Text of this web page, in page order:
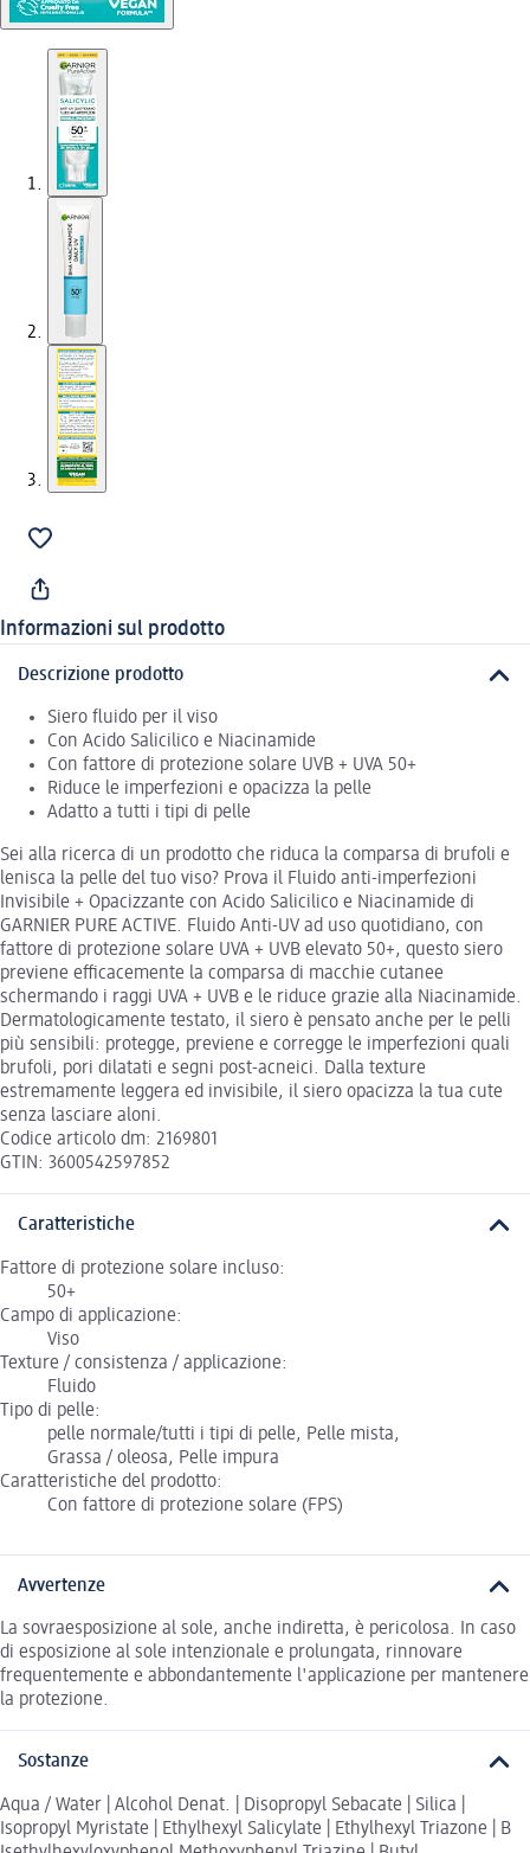
Informazioni sul prodotto
Descrizione prodotto
Siero fluido per il viso
Con Acido Salicilico e Niacinamide
Con fattore di protezione solare UVB + UVA 50+
Riduce le imperfezioni e opacizza la pelle
Adatto a tutti i tipi di pelle
Sei alla ricerca di un prodotto che riduca la comparsa di brufoli e
lenisca la pelle del tuo viso? Prova il Fluido anti-imperfezioni
Invisibile + Opacizzante con Acido Salicilico e Niacinamide di
GARNIER PURE ACTIVE. Fluido Anti-UV ad uso quotidiano, con
fattore di protezione solare UVA + UVB elevato 50+, questo siero
previene efficacemente la comparsa di macchie cutanee
schermando i raggi UVA + UVB e le riduce grazie alla Niacinamide.
Dermatologicamente testato, il siero è pensato anche per le pelli
più sensibili: protegge, previene e corregge le imperfezioni quali
brufoli, pori dilatati e segni post-acneici. Dalla texture
estremamente leggera ed invisibile, il siero opacizza la tua cute
senza lasciare aloni.
Codice articolo dm: 2169801
GTIN: 3600542597852
Caratteristiche
Fattore di protezione solare incluso:
50+
Campo di applicazione:
Viso
Texture / consistenza / applicazione:
Fluido
Tipo di pelle:
pelle normale/tutti i tipi di pelle, Pelle mista,
Grassa / oleosa, Pelle impura
Caratteristiche del prodotto:
Con fattore di protezione solare (FPS)
Avvertenze
La sovraesposizione al sole, anche indiretta, è pericolosa. In caso
di esposizione al sole intenzionale e prolungata, rinnovare
frequentemente e abbondantemente l'applicazione per mantenere
la protezione.
Sostanze
Aqua / Water | Alcohol Denat. | Disopropyl Sebacate | Silica |
Isopropyl Myristate | Ethylhexyl Salicylate | Ethylhexyl Triazone | B